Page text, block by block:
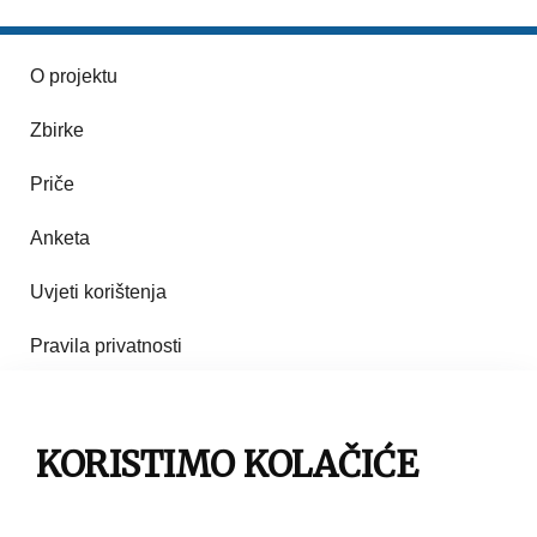
O projektu
Zbirke
Priče
Anketa
Uvjeti korištenja
Pravila privatnosti
Pravila korištenja
KORISTIMO KOLAČIĆE